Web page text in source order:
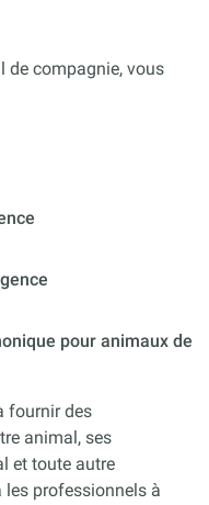
de compagnie, vous
pour animaux de
fournir des
animal, ses
et toute autre
professionnels à